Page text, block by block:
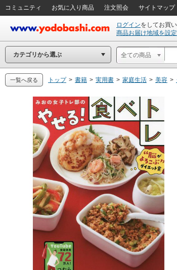
コミュニティ お気に入り商品 注文照会 サイトマップ
ログインをしてお買
商品お届け地域を設定
カテゴリから選ぶ 全ての商品
一覧へ戻る トップ > 書籍 > 実用書 > 家庭生活 > 美容 >